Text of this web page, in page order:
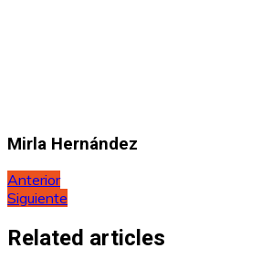
Mirla Hernández
Navegación
de
entradas
Anterior
Siguiente
Related articles